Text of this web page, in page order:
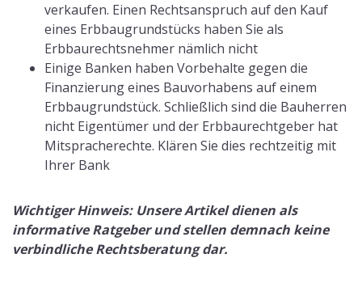
verkaufen. Einen Rechtsanspruch auf den Kauf
eines Erbbaugrundstücks haben Sie als
Erbbaurechtsnehmer nämlich nicht
Einige Banken haben Vorbehalte gegen die
Finanzierung eines Bauvorhabens auf einem
Erbbaugrundstück. Schließlich sind die Bauherren
nicht Eigentümer und der Erbbaurechtgeber hat
Mitspracherechte. Klären Sie dies rechtzeitig mit
Ihrer Bank
Wichtiger Hinweis: Unsere Artikel dienen als
informative Ratgeber und stellen demnach keine
verbindliche Rechtsberatung dar.